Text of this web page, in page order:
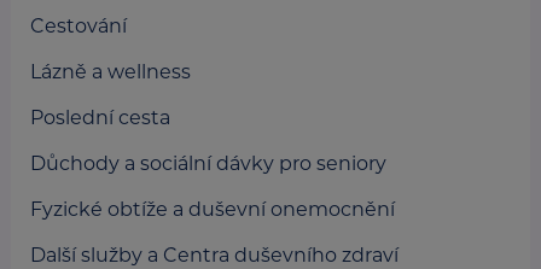
Cestování
Lázně a wellness
Poslední cesta
Důchody a sociální dávky pro seniory
Fyzické obtíže a duševní onemocnění
Další služby a Centra duševního zdraví